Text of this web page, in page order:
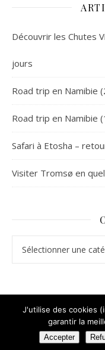
Découvrir les Chutes
jours
Road trip en Namibie
Road trip en Namibie
Safari à Etosha –
Visiter Tromsø en
Thème Ashe
J'utilise des cookies
garantir la
Accepter